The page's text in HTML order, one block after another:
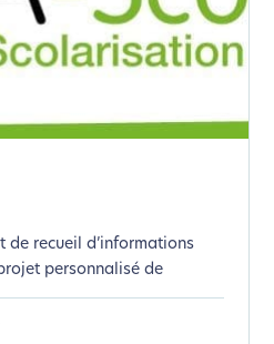
de recueil d’informations
personnalisé de